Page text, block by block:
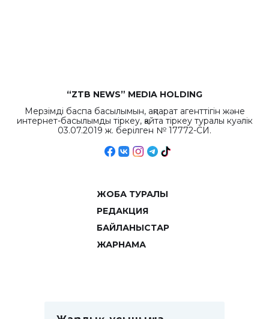
“ZTB NEWS” MEDIA HOLDING
Мерзімді баспа басылымын, ақпарат агенттігін және
интернет-басылымды тіркеу, қайта тіркеу туралы куәлік
03.07.2019 ж. берілген № 17772-СИ.
ЖОБА ТУРАЛЫ
РЕДАКЦИЯ
БАЙЛАНЫСТАР
ЖАРНАМА